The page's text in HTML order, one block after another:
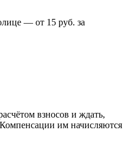
— от 15 руб. за
взносов и ждать,
им начисляются